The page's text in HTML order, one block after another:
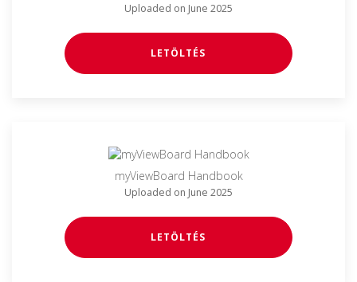
Uploaded on June 2025
LETÖLTÉS
myViewBoard Handbook
Uploaded on June 2025
LETÖLTÉS